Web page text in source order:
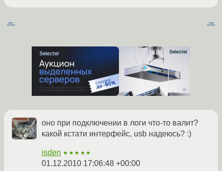
← →
оно при подключении в логи что-то валит?
какой кстати интерфейс, usb надеюсь? :)
isden ★★★★★
01.12.2010 17:06:48 +00:00